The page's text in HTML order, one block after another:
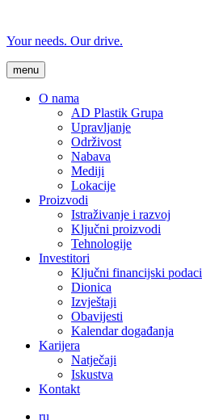
Your needs. Our drive.
menu
O nama
AD Plastik Grupa
Upravljanje
Održivost
Nabava
Mediji
Lokacije
Proizvodi
Istraživanje i razvoj
Ključni proizvodi
Tehnologije
Investitori
Ključni financijski podaci
Dionica
Izvještaji
Obavijesti
Kalendar događanja
Karijera
Natječaji
Iskustva
Kontakt
ru